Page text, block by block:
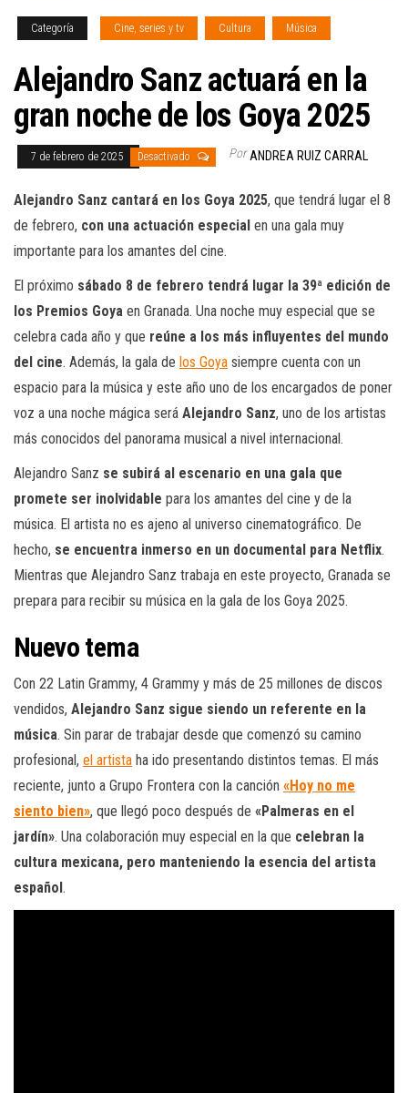
Categoría Cine, series y tv Cultura Música
Alejandro Sanz actuará en la
gran noche de los Goya 2025
7 de febrero de 2025 Desactivado Por ANDREA RUIZ CARRAL
Alejandro Sanz cantará en los Goya 2025, que tendrá lugar el 8
de febrero, con una actuación especial en una gala muy
importante para los amantes del cine.
El próximo sábado 8 de febrero tendrá lugar la 39ª edición de
los Premios Goya en Granada. Una noche muy especial que se
celebra cada año y que reúne a los más influyentes del mundo
del cine. Además, la gala de los Goya siempre cuenta con un
espacio para la música y este año uno de los encargados de poner
voz a una noche mágica será Alejandro Sanz, uno de los artistas
más conocidos del panorama musical a nivel internacional.
Alejandro Sanz se subirá al escenario en una gala que
promete ser inolvidable para los amantes del cine y de la
música. El artista no es ajeno al universo cinematográfico. De
hecho, se encuentra inmerso en un documental para Netflix.
Mientras que Alejandro Sanz trabaja en este proyecto, Granada se
prepara para recibir su música en la gala de los Goya 2025.
Nuevo tema
Con 22 Latin Grammy, 4 Grammy y más de 25 millones de discos
vendidos, Alejandro Sanz sigue siendo un referente en la
música. Sin parar de trabajar desde que comenzó su camino
profesional, el artista ha ido presentando distintos temas. El más
reciente, junto a Grupo Frontera con la canción «Hoy no me
siento bien», que llegó poco después de «Palmeras en el
jardín». Una colaboración muy especial en la que celebran la
cultura mexicana, pero manteniendo la esencia del artista
español.